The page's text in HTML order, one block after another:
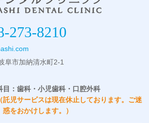
273-8210
市加納清水町2-1
目：歯科・小児歯科・口腔外科
託児サービスは現在休止しております。ご迷
惑をおかけします。）